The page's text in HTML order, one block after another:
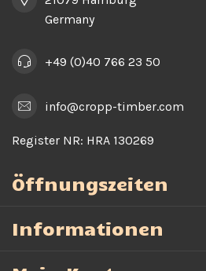
Germany
+49 (0)40 766 23 50
info@cropp-timber.com
Register NR: HRA 130269
Öffnungszeiten
Informationen